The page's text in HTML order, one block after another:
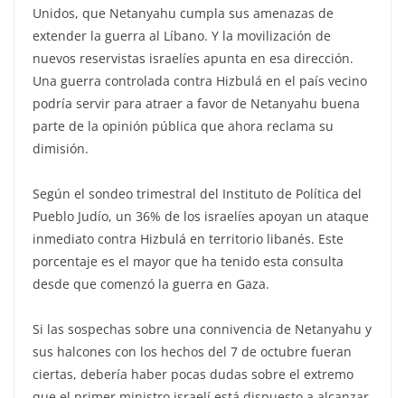
Unidos, que Netanyahu cumpla sus amenazas de
extender la guerra al Líbano. Y la movilización de
nuevos reservistas israelíes apunta en esa dirección.
Una guerra controlada contra Hizbulá en el país vecino
podría servir para atraer a favor de Netanyahu buena
parte de la opinión pública que ahora reclama su
dimisión.
Según el sondeo trimestral del Instituto de Política del
Pueblo Judío, un 36% de los israelíes apoyan un ataque
inmediato contra Hizbulá en territorio libanés. Este
porcentaje es el mayor que ha tenido esta consulta
desde que comenzó la guerra en Gaza.
Si las sospechas sobre una connivencia de Netanyahu y
sus halcones con los hechos del 7 de octubre fueran
ciertas, debería haber pocas dudas sobre el extremo